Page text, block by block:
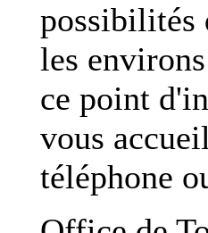
possibilités
les
ce point
vous
téléphone